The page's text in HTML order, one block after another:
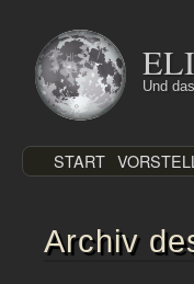
Inhalt
springen
Und
START
Archiv